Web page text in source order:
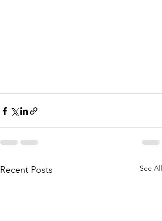
Recent Posts See All